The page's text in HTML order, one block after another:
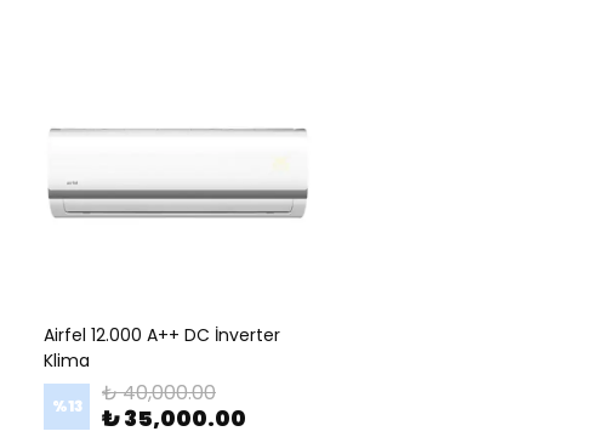
Airfel 12.000 A++ DC İnverter
Klima
%13 ₺ 40,000.00
₺ 35,000.00